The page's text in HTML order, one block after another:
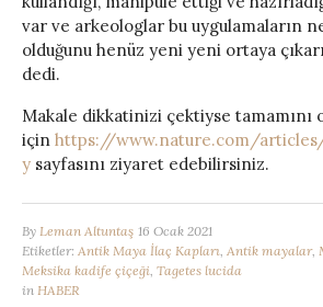
var ve arkeologlar bu uygulamaların
olduğunu henüz yeni yeni ortaya
dedi.
Makale dikkatinizi çektiyse tamamını
için https://www.nature.com/articles/
y sayfasını ziyaret edebilirsiniz.
By Leman Altuntaş 16 Ocak 2021
Etiketler: Antik Maya İlaç Kapları Antik mayalar,
Meksika kadife çiçeği Tagetes lucida
in HABER